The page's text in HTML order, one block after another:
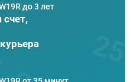
до 3 лет
счет,